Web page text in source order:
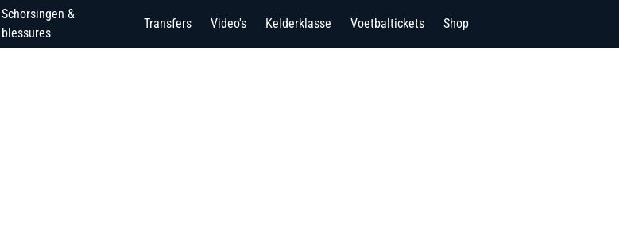
Schorsingen &
blessures
Transfers Video's Kelderklasse Voetbaltickets Shop